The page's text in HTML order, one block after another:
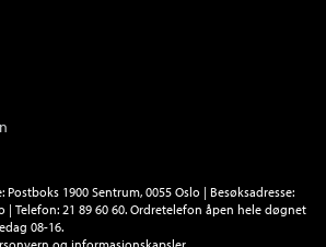
1900 Sentrum, 0055 Oslo | Besøksadresse:
| Telefon: 21 89 60 60. Ordretelefon åpen hele døgnet
08-16.